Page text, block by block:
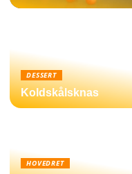
DESSERT
Koldskålsknas
HOVEDRET